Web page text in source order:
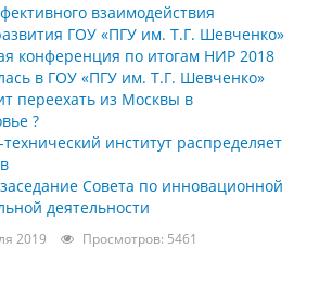
взаимодействия
ГОУ «ПГУ им. Т.Г. Шевченко»
конференция по итогам НИР 2018
в ГОУ «ПГУ им. Т.Г. Шевченко»
переехать из Москвы в
?
институт распределяет
Совета по инновационной
деятельности
2019 Просмотров: 5461